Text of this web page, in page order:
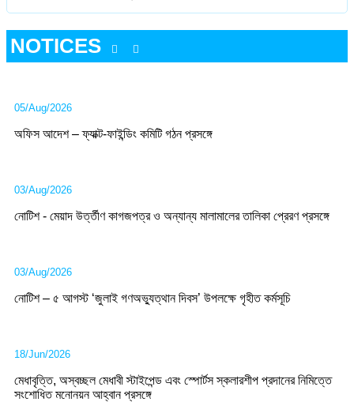
NOTICES
05/Aug/2026
অফিস আদেশ – ফ্যাক্ট-ফাইন্ডিং কমিটি গঠন প্রসঙ্গে
03/Aug/2026
নোটিশ - মেয়াদ উর্ত্তীণ কাগজপত্র ও অন্যান্য মালামালের তালিকা প্রেরণ প্রসঙ্গে
03/Aug/2026
নোটিশ – ৫ আগস্ট ‘জুলাই গণঅভ্যুত্থান দিবস’ উপলক্ষে গৃহীত কর্মসূচি
18/Jun/2026
মেধাবৃত্তি, অস্বচ্ছল মেধাবী স্টাইপেন্ড এবং স্পোর্টস স্কলারশীপ প্রদানের নিমিত্তে
সংশোধিত মনোনয়ন আহ্বান প্রসঙ্গে